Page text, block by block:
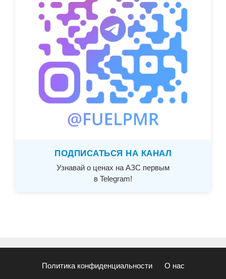
ПОДПИСАТЬСЯ НА КАНАЛ
Узнавай о ценах на АЗС первым
в Telegram!
Политика конфиденциальности О нас